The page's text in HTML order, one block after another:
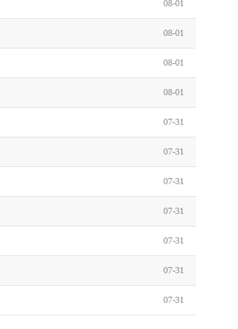
08-01
08-01
08-01
08-01
07-31
07-31
07-31
07-31
07-31
07-31
07-31